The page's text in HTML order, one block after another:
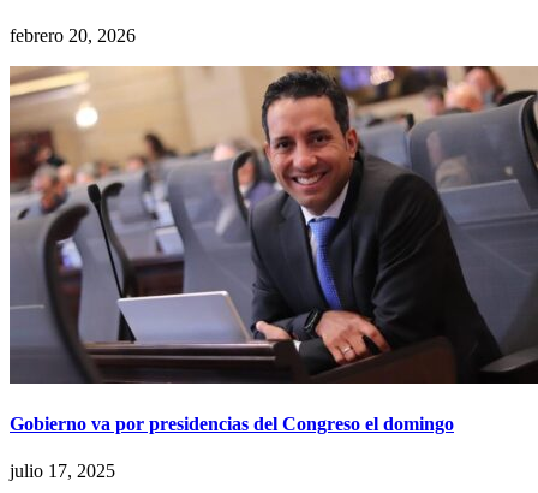
febrero 20, 2026
Gobierno va por presidencias del Congreso el domingo
julio 17, 2025